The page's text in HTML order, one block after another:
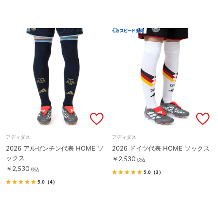
アディダス
2026 アルゼンチン代表 HOME ソ
ックス
￥2,530 税込
5.0 （4）
アディダス
2026 ドイツ代表 HOME ソックス
￥2,530 税込
5.0 （3）